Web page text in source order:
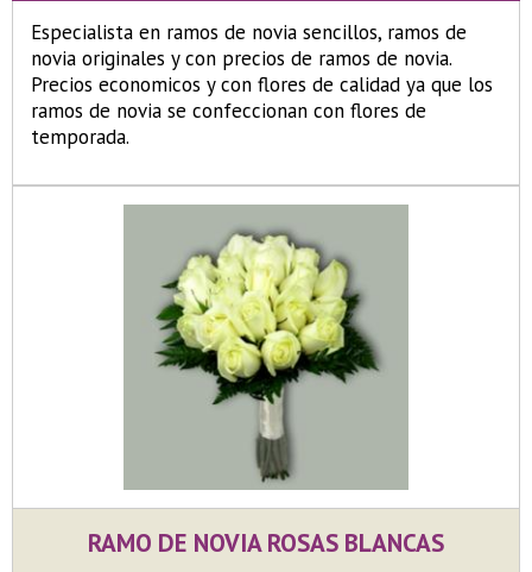
Especialista en ramos de novia sencillos, ramos de
novia originales y con precios de ramos de novia.
Precios economicos y con flores de calidad ya que los
ramos de novia se confeccionan con flores de
temporada.
RAMO DE NOVIA ROSAS BLANCAS